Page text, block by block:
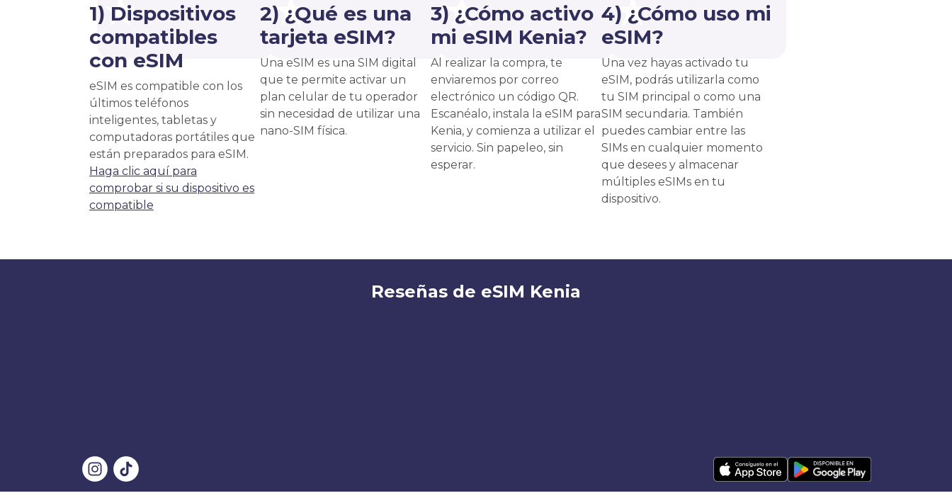
1) Dispositivos
compatibles
con eSIM
eSIM es compatible con los
últimos teléfonos
inteligentes, tabletas y
computadoras portátiles que
están preparados para eSIM.
Haga clic aquí para
comprobar si su dispositivo es
compatible
2) ¿Qué es una
tarjeta eSIM?
Una eSIM es una SIM digital
que te permite activar un
plan celular de tu operador
sin necesidad de utilizar una
nano-SIM física.
3) ¿Cómo activo
mi eSIM Kenia?
Al realizar la compra, te
enviaremos por correo
electrónico un código QR.
Escanéalo, instala la eSIM para
Kenia, y comienza a utilizar el
servicio. Sin papeleo, sin
esperar.
4) ¿Cómo uso mi
eSIM?
Una vez hayas activado tu
eSIM, podrás utilizarla como
tu SIM principal o como una
SIM secundaria. También
puedes cambiar entre las
SIMs en cualquier momento
que desees y almacenar
múltiples eSIMs en tu
dispositivo.
Reseñas de eSIM Kenia